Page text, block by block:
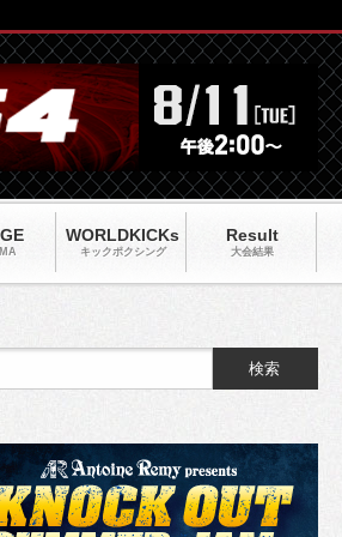
WORLDKICKs
キックポクシング
Result
大会結果